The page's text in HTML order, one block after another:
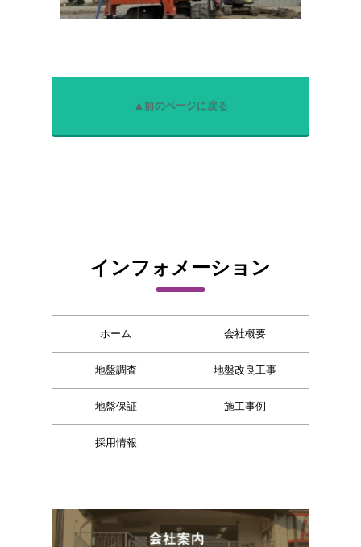
▲前のページに戻る
インフォメーション
ホーム 会社概要
地盤調査 地盤改良工事
地盤保証 施工事例
採用情報